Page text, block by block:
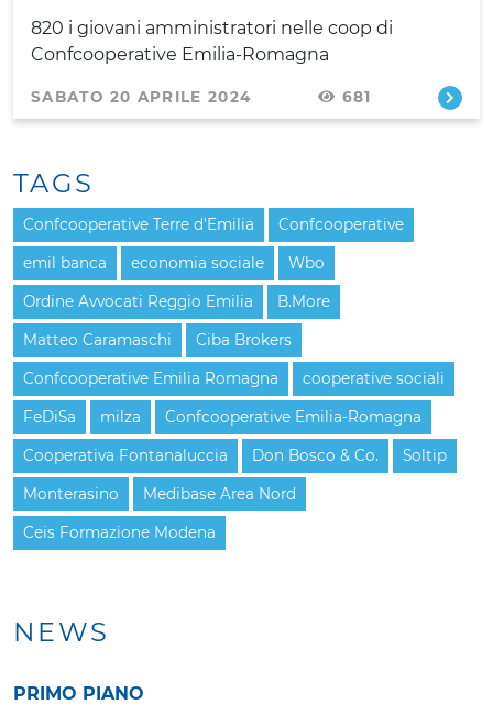
820 i giovani amministratori nelle coop di
Confcooperative Emilia-Romagna
SABATO 20 APRILE 2024 681
NEWS
PRIMO PIANO
TAGS
Confcooperative Terre d'Emilia Confcooperative
emil banca economia sociale Wbo
Ordine Avvocati Reggio Emilia B.More
Matteo Caramaschi Ciba Brokers
Confcooperative Emilia Romagna cooperative sociali
FeDiSa milza Confcooperative Emilia-Romagna
Cooperativa Fontanaluccia Don Bosco & Co. Soltip
Monterasino Medibase Area Nord
Ceis Formazione Modena